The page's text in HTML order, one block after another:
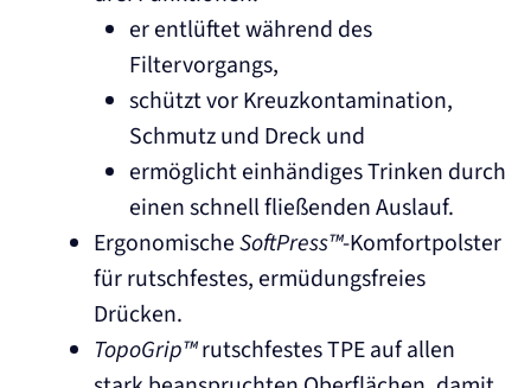
er entlüftet während des
Filtervorgangs,
schützt vor Kreuzkontamination,
Schmutz und Dreck und
ermöglicht einhändiges Trinken durch
einen schnell fließenden Auslauf.
ErgonomischeSoftPress™-Komfortpolster
für rutschfestes, ermüdungsfreies
Drücken.
TopoGrip™rutschfestes TPE auf allen